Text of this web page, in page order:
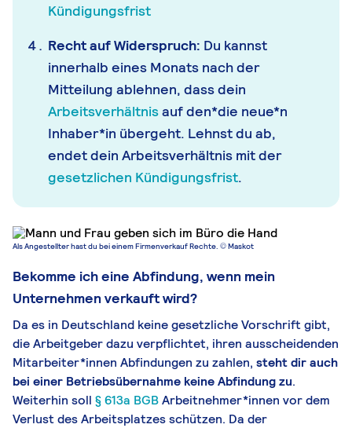
Kündigungsfrist
Recht auf Widerspruch: Du kannst
innerhalb eines Monats nach der
Mitteilung ablehnen, dass dein
Arbeitsverhältnisauf den*die neue*n
Inhaber*in übergeht. Lehnst du ab,
endet dein Arbeitsverhältnis mit der
gesetzlichen Kündigungsfrist.
Als Angestellter hast du bei einem Firmenverkauf Rechte. © Maskot
Bekomme ich eine Abfindung, wenn mein
Unternehmen verkauft wird?
Da es in Deutschland keine gesetzliche Vorschrift gibt,
die Arbeitgeber dazu verpflichtet, ihren ausscheidenden
Mitarbeiter*innen Abfindungen zu zahlen, steht dir auch
bei einer Betriebsübernahme keine Abfindung zu.
Weiterhin soll § 613a BGBArbeitnehmer*innen vor dem
Verlust des Arbeitsplatzes schützen. Da der